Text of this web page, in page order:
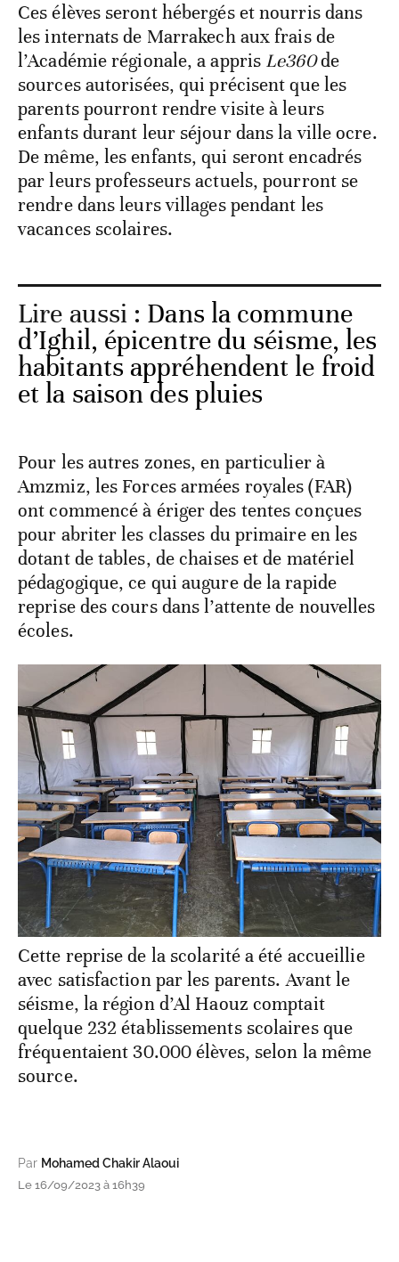
Ces élèves seront hébergés et nourris dans
les internats de Marrakech aux frais de
l’Académie régionale, a appris Le360de
sources autorisées, qui précisent que les
parents pourront rendre visite à leurs
enfants durant leur séjour dans la ville ocre.
De même, les enfants, qui seront encadrés
par leurs professeurs actuels, pourront se
rendre dans leurs villages pendant les
vacances scolaires.
Lire aussi : Dans la commune
d’Ighil, épicentre du séisme, les
habitants appréhendent le froid
et la saison des pluies
Pour les autres zones, en particulier à
Amzmiz, les Forces armées royales (FAR)
ont commencé à ériger des tentes conçues
pour abriter les classes du primaire en les
dotant de tables, de chaises et de matériel
pédagogique, ce qui augure de la rapide
reprise des cours dans l’attente de nouvelles
écoles.
Cette reprise de la scolarité a été accueillie
avec satisfaction par les parents. Avant le
séisme, la région d’Al Haouz comptait
quelque 232 établissements scolaires que
fréquentaient 30.000 élèves, selon la même
source.
Par Mohamed Chakir Alaoui
Le 16/09/2023 à 16h39